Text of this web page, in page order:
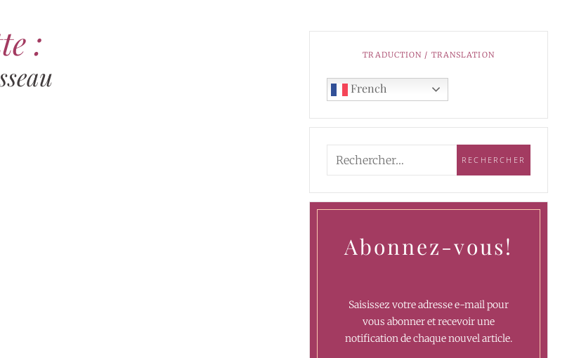
: TRADUCTION / TRANSLATION
French
Abonnez-vous!
Saisissez votre adresse e-mail pour
vous abonner et recevoir une
notification de chaque nouvel article.